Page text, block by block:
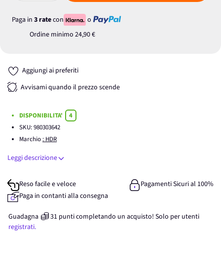
Paga in 3 ratecon
o
Ordine minimo 24,90 €
Aggiungi ai preferiti
Avvisami quando il prezzo scende
DISPONIBILITA'
4
SKU:980303642
Marchio : HDR
Leggi descrizione
Reso facile e veloce
Pagamenti Sicuri al 100%
Paga in contanti alla consegna
Guadagna 31 punticompletando un acquisto! Solo per utenti
registrati.